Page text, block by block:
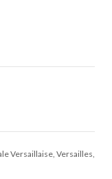
Versaillaise, Versailles,